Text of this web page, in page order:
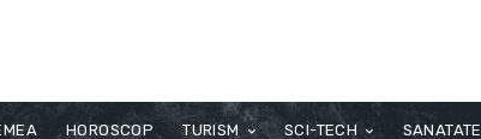
HOROSCOP TURISM SCI-TECH SANATATE